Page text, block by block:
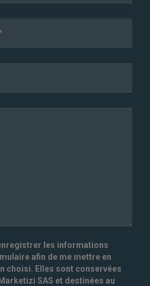
les informations
afin de me mettre en
choisi. Elles sont conservées
SAS et destinées au